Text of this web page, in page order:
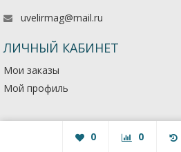
uvelirmag@mail.ru
ЛИЧНЫЙ КАБИНЕТ
Мои заказы
Мой профиль
0 0